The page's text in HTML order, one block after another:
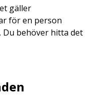
gäller
för en person
behöver hitta det